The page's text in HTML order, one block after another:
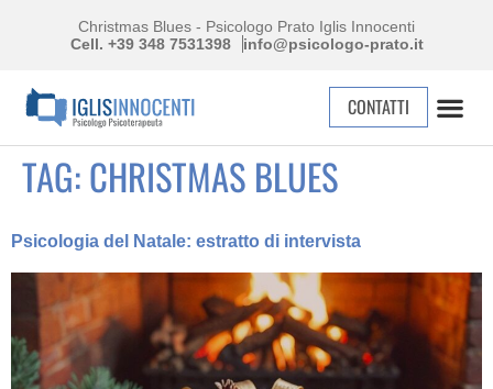
Christmas Blues - Psicologo Prato Iglis Innocenti
Cell. +39 348 7531398
info@psicologo-prato.it
CONTATTI
TAG:CHRISTMAS BLUES
Psicologia del Natale: estratto di intervista